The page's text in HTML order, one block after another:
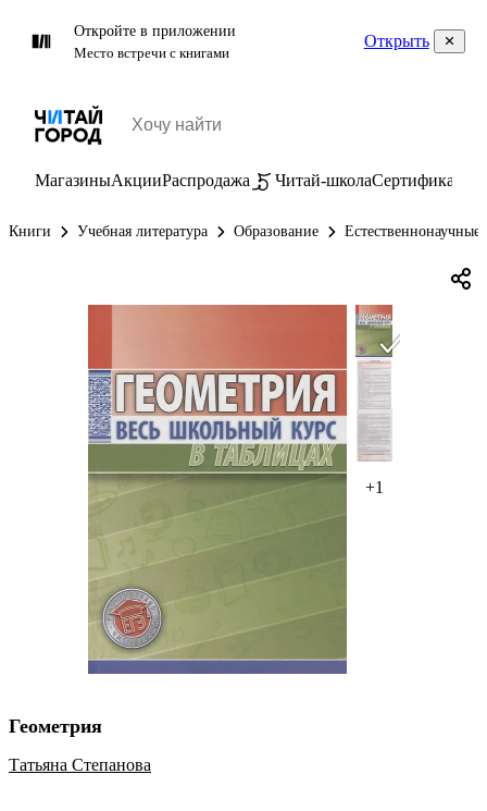
Откройте в приложении
Место встречи с книгами
Открыть
МагазиныАкцииРаспродажа Читай-школаСертификаты
Книги Учебная литература Образование Естественнонаучные
+1
Геометрия
Татьяна Степанова